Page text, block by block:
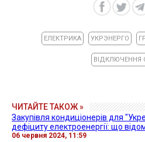
ЕЛЕКТРИКА УКРЭНЕРГО
ВІДКЛЮЧЕННЯ
ЧИТАЙТЕ ТАКОЖ »
Закупівля кондиціонерів для
дефіциту електроенергії: що
06 червня 2024, 11:59